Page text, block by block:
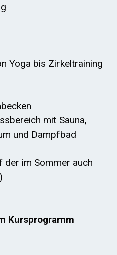
Yoga bis Zirkeltraining
mit Sauna,
und Dampfbad
der im Sommer auch
Kursprogramm